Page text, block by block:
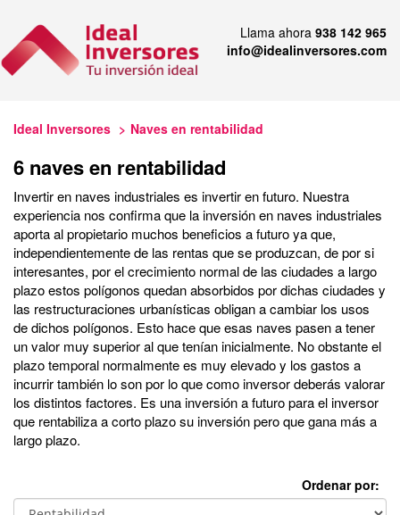
Llama ahora 938 142 965
info@idealinversores.com
Ideal Inversores Naves en rentabilidad
6 naves en rentabilidad
Invertir en naves industriales es invertir en futuro. Nuestra
experiencia nos confirma que la inversión en naves industriales
aporta al propietario muchos beneficios a futuro ya que,
independientemente de las rentas que se produzcan, de por si
interesantes, por el crecimiento normal de las ciudades a largo
plazo estos polígonos quedan absorbidos por dichas ciudades y
las restructuraciones urbanísticas obligan a cambiar los usos
de dichos polígonos. Esto hace que esas naves pasen a tener
un valor muy superior al que tenían inicialmente. No obstante el
plazo temporal normalmente es muy elevado y los gastos a
incurrir también lo son por lo que como inversor deberás valorar
los distintos factores. Es una inversión a futuro para el inversor
que rentabiliza a corto plazo su inversión pero que gana más a
largo plazo.
Ordenar por: